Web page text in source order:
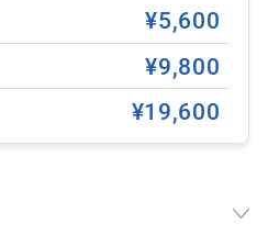
最終日、ホテル移動日を利
な旅の時間を有効活用でき
）、ホテル送迎（対象エリ
¥5,600
¥9,800
¥19,600